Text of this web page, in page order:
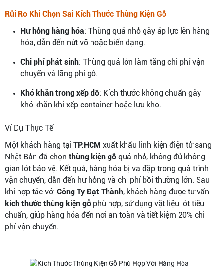
Rủi Ro Khi Chọn Sai Kích Thước Thùng Kiện Gỗ
Hư hỏng hàng hóa: Thùng quá nhỏ gây áp lực lên hàng
hóa, dẫn đến nứt vỡ hoặc biến dạng.
Chi phí phát sinh: Thùng quá lớn làm tăng chi phí vận
chuyển và lãng phí gỗ.
Khó khăn trong xếp dỡ: Kích thước không chuẩn gây
khó khăn khi xếp container hoặc lưu kho.
Ví Dụ Thực Tế
Một khách hàng tại TP.HCM xuất khẩu linh kiện điện tử sang
Nhật Bản đã chọn thùng kiện gỗ quá nhỏ, không đủ không
gian lót bảo vệ. Kết quả, hàng hóa bị va đập trong quá trình
vận chuyển, dẫn đến hư hỏng và chi phí bồi thường lớn. Sau
khi hợp tác với Công Ty Đạt Thành, khách hàng được tư vấn
kích thước thùng kiện gỗ phù hợp, sử dụng vật liệu lót tiêu
chuẩn, giúp hàng hóa đến nơi an toàn và tiết kiệm 20% chi
phí vận chuyển.